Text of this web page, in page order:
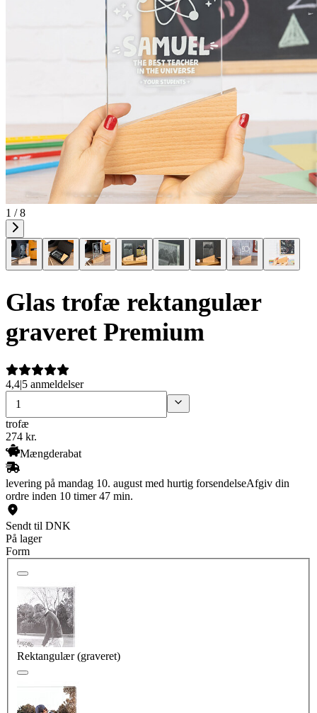
1 / 8
Glas trofæ rektangulær
graveret Premium
4,4|5 anmeldelser
trofæ
274 kr.
Mængderabat
levering på mandag 10. august med hurtig forsendelseAfgiv din
ordre inden 10 timer 47 min.
Sendt til DNK
På lager
Form
Rektangulær (graveret)